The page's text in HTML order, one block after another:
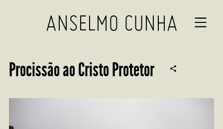
ANSELMO CUNHA
Procissão ao Cristo Protetor